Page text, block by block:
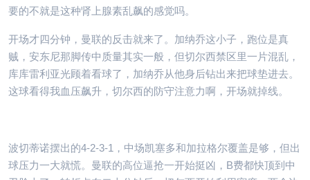
要的不就是这种肾上腺素乱飙的感觉吗。
开场才四分钟，曼联的反击就来了。加纳乔这小子，跑位是真
贼，安东尼那脚传中质量其实一般，但切尔西禁区里一片混乱，
库库雷利亚光顾着看球了，加纳乔从他身后钻出来把球垫进去。
这球看得我血压飙升，切尔西的防守注意力啊，开场就掉线。
波切蒂诺摆出的4-2-3-1，中场凯塞多和加拉格尔覆盖是够，但出
球压力一大就慌。曼联的高位逼抢一开始挺凶，B费都快顶到中